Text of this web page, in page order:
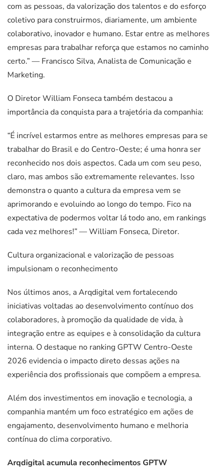
com as pessoas, da valorização dos talentos e do esforço
coletivo para construirmos, diariamente, um ambiente
colaborativo, inovador e humano. Estar entre as melhores
empresas para trabalhar reforça que estamos no caminho
certo.” — Francisco Silva, Analista de Comunicação e
Marketing.
O Diretor William Fonseca também destacou a
importância da conquista para a trajetória da companhia:
“É incrível estarmos entre as melhores empresas para se
trabalhar do Brasil e do Centro-Oeste; é uma honra ser
reconhecido nos dois aspectos. Cada um com seu peso,
claro, mas ambos são extremamente relevantes. Isso
demonstra o quanto a cultura da empresa vem se
aprimorando e evoluindo ao longo do tempo. Fico na
expectativa de podermos voltar lá todo ano, em rankings
cada vez melhores!” — William Fonseca, Diretor.
Cultura organizacional e valorização de pessoas
impulsionam o reconhecimento
Nos últimos anos, a Arqdigital vem fortalecendo
iniciativas voltadas ao desenvolvimento contínuo dos
colaboradores, à promoção da qualidade de vida, à
integração entre as equipes e à consolidação da cultura
interna. O destaque no ranking GPTW Centro-Oeste
2026 evidencia o impacto direto dessas ações na
experiência dos profissionais que compõem a empresa.
Além dos investimentos em inovação e tecnologia, a
companhia mantém um foco estratégico em ações de
engajamento, desenvolvimento humano e melhoria
contínua do clima corporativo.
Arqdigital acumula reconhecimentos GPTW